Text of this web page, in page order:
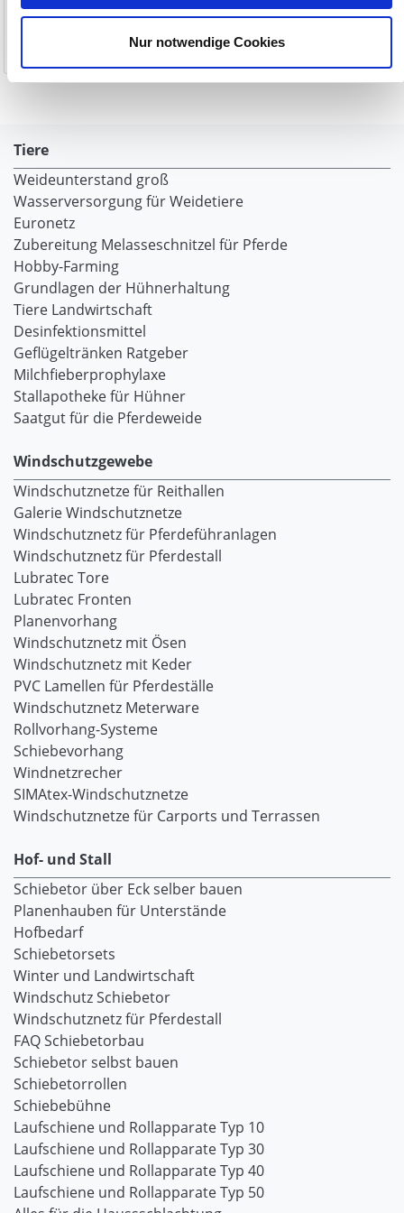
Nur notwendige Cookies
1-2 Werktage
Tiere
Weideunterstand groß
Wasserversorgung für Weidetiere
Euronetz
Zubereitung Melasseschnitzel für Pferde
Hobby-Farming
Grundlagen der Hühnerhaltung
Tiere Landwirtschaft
Desinfektionsmittel
Geflügeltränken Ratgeber
Milchfieberprophylaxe
Stallapotheke für Hühner
Saatgut für die Pferdeweide
Windschutzgewebe
Windschutznetze für Reithallen
Galerie Windschutznetze
Windschutznetz für Pferdeführanlagen
Windschutznetz für Pferdestall
Lubratec Tore
Lubratec Fronten
Planenvorhang
Windschutznetz mit Ösen
Windschutznetz mit Keder
PVC Lamellen für Pferdeställe
Windschutznetz Meterware
Rollvorhang-Systeme
Schiebevorhang
Windnetzrecher
SIMAtex-Windschutznetze
Windschutznetze für Carports und Terrassen
Hof- und Stall
Schiebetor über Eck selber bauen
Planenhauben für Unterstände
Hofbedarf
Schiebetorsets
Winter und Landwirtschaft
Windschutz Schiebetor
Windschutznetz für Pferdestall
FAQ Schiebetorbau
Schiebetor selbst bauen
Schiebetorrollen
Schiebebühne
Laufschiene und Rollapparate Typ 10
Laufschiene und Rollapparate Typ 30
Laufschiene und Rollapparate Typ 40
Laufschiene und Rollapparate Typ 50